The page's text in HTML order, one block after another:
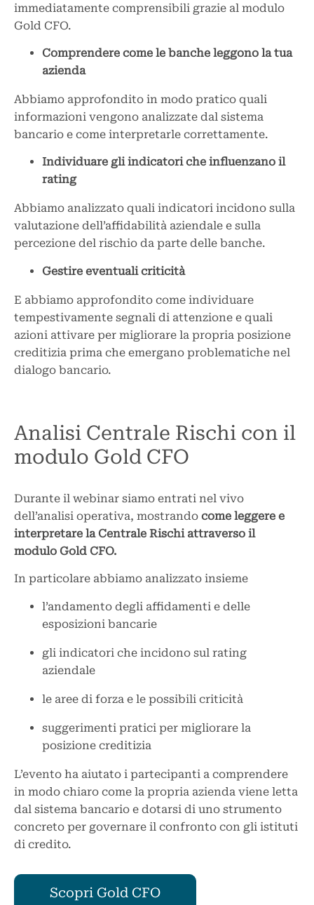
immediatamente comprensibili grazie al modulo
Gold CFO.
Comprendere come le banche leggono la tua
azienda
Abbiamo approfondito in modo pratico quali
informazioni vengono analizzate dal sistema
bancario e come interpretarle correttamente.
Individuare gli indicatori che influenzano il
rating
Abbiamo analizzato quali indicatori incidono sulla
valutazione dell’affidabilità aziendale e sulla
percezione del rischio da parte delle banche.
Gestire eventuali criticità
E abbiamo approfondito come individuare
tempestivamente segnali di attenzione e quali
azioni attivare per migliorare la propria posizione
creditizia prima che emergano problematiche nel
dialogo bancario.
Analisi Centrale Rischi con il
modulo Gold CFO
Durante il webinar siamo entrati nel vivo
dell’analisi operativa, mostrando come leggere e
interpretare la Centrale Rischi attraverso il
modulo Gold CFO.
In particolare abbiamo analizzato insieme
l’andamento degli affidamenti e delle
esposizioni bancarie
gli indicatori che incidono sul rating
aziendale
le aree di forza e le possibili criticità
suggerimenti pratici per migliorare la
posizione creditizia
L’evento ha aiutato i partecipanti a comprendere
in modo chiaro come la propria azienda viene letta
dal sistema bancario e dotarsi di uno strumento
concreto per governare il confronto con gli istituti
di credito.
Scopri Gold CFO